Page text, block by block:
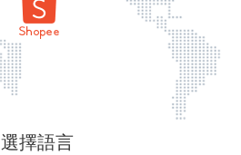
頁面無法顯示
選擇語言